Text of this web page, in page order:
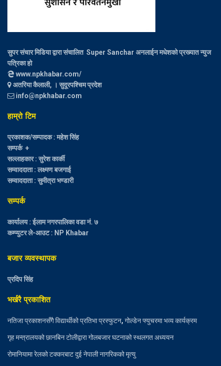
सुपर संचार मिडिया द्वारा संचालित Super Sanchar अनलाईन मधेशको प्रख्यात न्युज
पत्रिका हो
www.npkhabar.com/
अतरिया कैलाली, । सुदूरपश्चिम प्रदेश
info@npkhabar.com
हाम्रो टिम
प्रकाशक/सम्पादक : महेश सिंह
सम्पर्क +
सल्लाहकार : सुरेश कार्की
सम्वाददाता : लक्ष्मण बजगाई
सम्वाददाता : सुमीत्रा भण्डारी
सम्पर्क
कार्यालय : ईलाम नगरपालिका वडा नं. ७
कम्प्युटर ले-आउट : NP Khabar
बजार व्यवस्थापक
प्रदिप सिंह
भर्खरै प्रकाशित
नतिजा प्रकाशनसँगै विद्यार्थीको प्रतिभा प्रस्फुटन, गोल्डेन फ्युचरमा भव्य कार्यक्रम
गृह मन्त्रालयको छानबिन टोलीद्वारा गोलबजार घटनाको स्थलगत अध्ययन
रोमानियामा रेलको टक्करबाट दुई नेपाली नागरिकको मृत्यु